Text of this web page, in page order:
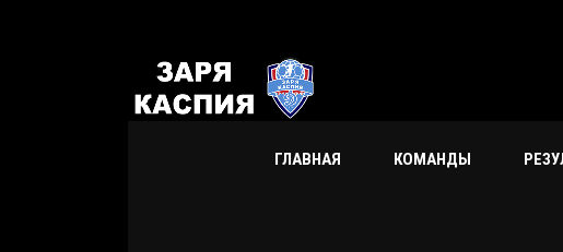
ГЛАВНАЯ КОМАНДЫ